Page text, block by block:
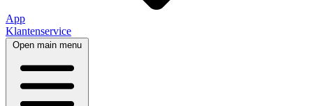
App
Klantenservice
Open main menu